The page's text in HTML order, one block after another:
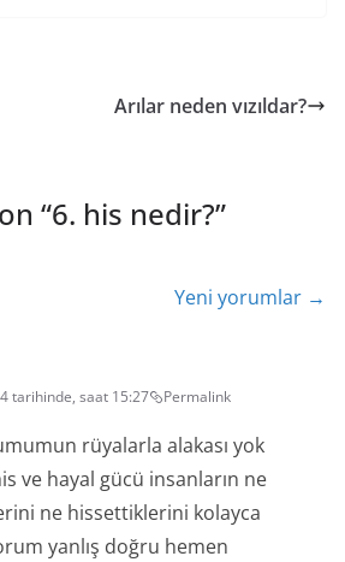
Arılar neden vızıldar?
“6. his nedir?”
Yeni yorumlar →
tarihinde, saat 15:27 Permalink
rüyalarla alakası yok
ve hayal gücü insanların ne
ne hissettiklerini kolayca
yanlış doğru hemen